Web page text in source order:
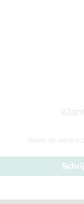
Wees de eerste